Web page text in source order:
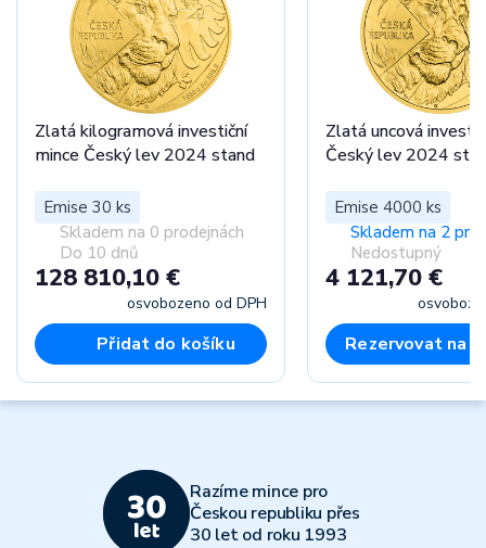
Zlatá kilogramová investiční
mince Český lev 2024 stand
Emise 30 ks
Skladem na 0 prodejnách
Do 10 dnů
128 810,10 €
osvobozeno od DPH
Přidat do košíku
Zlatá uncová
Český lev 2024
Emise 4000 ks
Skladem na 2
Nedostupný
4 121,70 €
Rezervovat na
Razíme mince pro
Českou republiku přes
30 let od roku 1993